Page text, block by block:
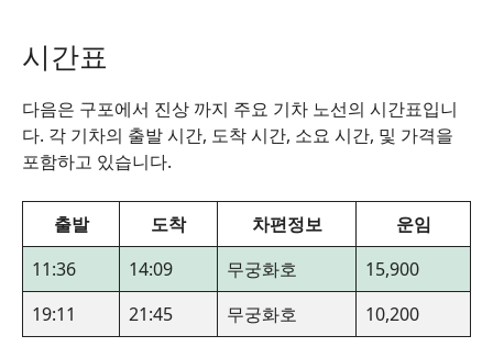
시간표
다음은 구포에서 진상 까지 주요 기차 노선의 시간표입니
다. 각 기차의 출발 시간, 도착 시간, 소요 시간, 및 가격을
포함하고 있습니다.
출발 도착 차편정보
운임
11:36
14:09 무궁화호
15,900
19:11
21:45 무궁화호 10,200